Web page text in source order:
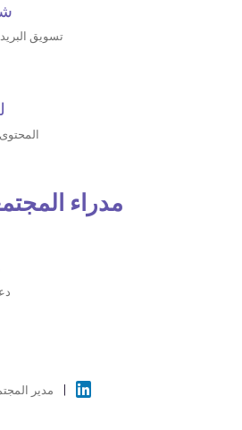
تسويق البريد
مدراء
مدير